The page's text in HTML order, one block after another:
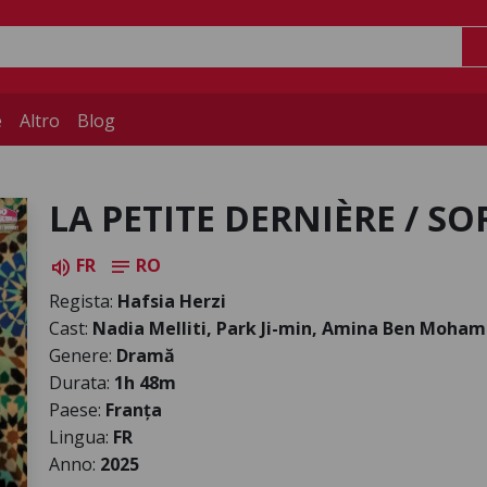
Altro Blog
LA PETITE DERNIÈRE /
volume_up FR notes RO
Regista: Hafsia Herzi
Cast: Nadia Melliti, Park Ji-min, Amina Ben
Genere: Dramă
Durata: 1h 48m
Paese: Franța
Lingua: FR
Anno: 2025